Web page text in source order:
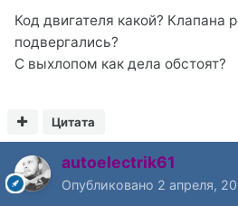
Код двигателя какой? Клапана
подвергались?
С выхлопом как дела обстоят?
Цитата
autoelectrik61
Опубликовано 2 апреля,